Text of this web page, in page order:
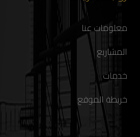
معلومات عنا
المشاريع
خدمات
خريطة الموقع